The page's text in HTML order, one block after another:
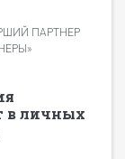
ПАРТНЕР
в личных